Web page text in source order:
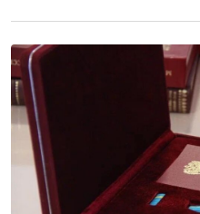
Спорт
Эрэн